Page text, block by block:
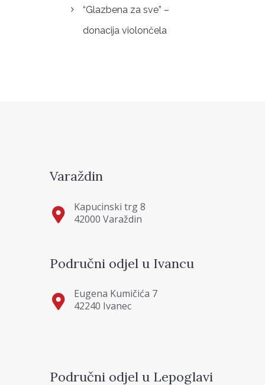
“Glazbena za sve” –
donacija violončela
Varaždin
Kapucinski trg 8
42000 Varaždin
Područni odjel u Ivancu
Eugena Kumičića 7
42240 Ivanec
Područni odjel u Lepoglavi